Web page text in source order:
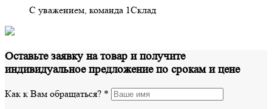
С уважением, команда 1Склад
Оставьте заявку на товар и получите
индивидуальное предложение по срокам и цене
Как к Вам обращаться? *